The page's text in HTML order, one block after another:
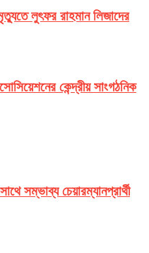
লুৎফর রাহমান লিজাদের
কেন্দ্রীয় সাংগঠনিক
সম্ভাব্য চেয়ারম্যানপ্রার্থী